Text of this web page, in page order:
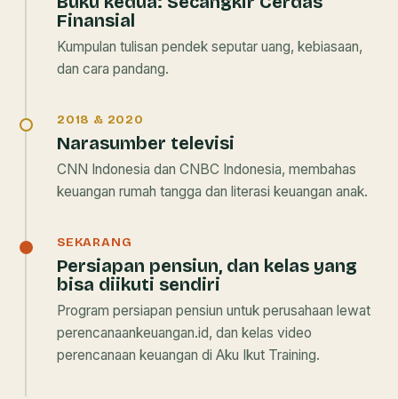
Finansial
Kumpulan tulisan pendek seputar uang, kebiasaan,
dan cara pandang.
2018 & 2020
Narasumber televisi
CNN Indonesia dan CNBC Indonesia, membahas
keuangan rumah tangga dan literasi keuangan anak.
SEKARANG
Persiapan pensiun, dan kelas yang
bisa diikuti sendiri
Program persiapan pensiun untuk perusahaan lewat
perencanaankeuangan.id, dan kelas video
perencanaan keuangan di Aku Ikut Training.